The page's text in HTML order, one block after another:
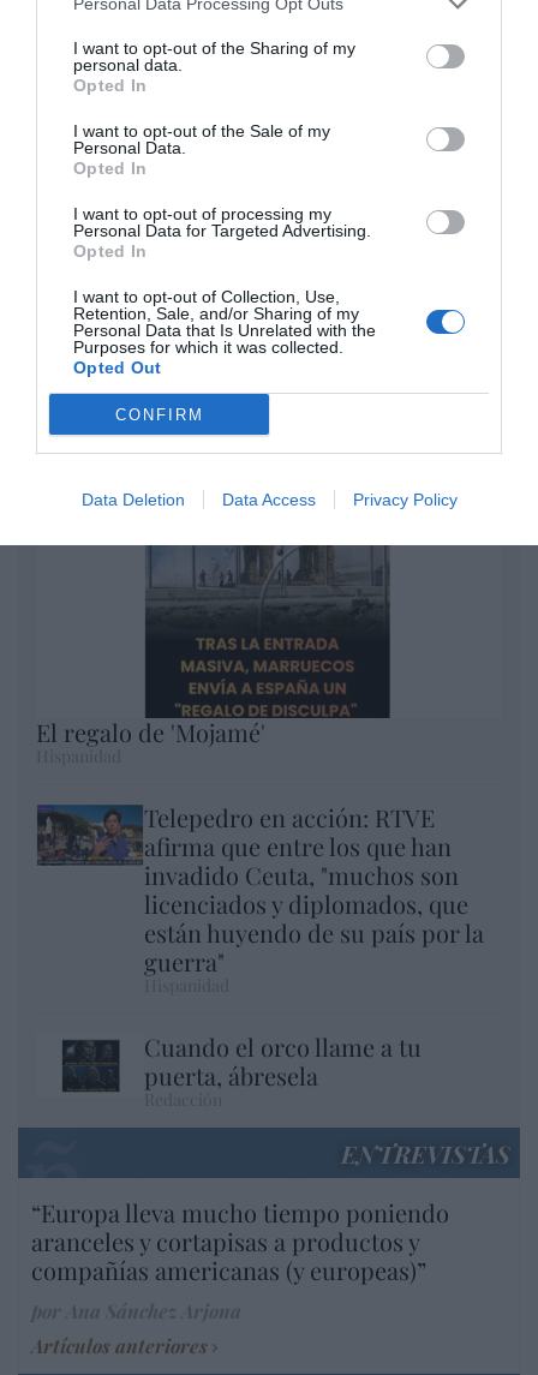
I want to opt-out of the Sharing of my
personal data.
Opted In
I want to opt-out of the Sale of my
Personal Data.
Opted In
I want to opt-out of processing my
Personal Data for Targeted Advertising.
Opted In
I want to opt-out of Collection, Use,
Retention, Sale, and/or Sharing of my
Personal Data that Is Unrelated with the
Purposes for which it was collected.
Opted Out
CONFIRM
Data Deletion Data Access Privacy Policy
El IBEX 35 cerró la sesión del miércoles en
los 20.057 puntos, un nuevo récord
Eulogio López
convertir al musulmán
Eulogio López
No perdamos el norte: la
emigración es mala
Eulogio López
Argumentos
El regalo de 'Mojamé'
Telepedro en acción: RTVE
afirma que entre los que han
invadido Ceuta, "muchos son
licenciados y diplomados, que
están huyendo de su país por la
guerra"
Cuando el orco llame a tu
puerta, ábresela
ENTREVISTAS
“Europa lleva mucho tiempo poniendo
aranceles y cortapisas a productos y
compañías americanas (y europeas)”
Artículos anteriores